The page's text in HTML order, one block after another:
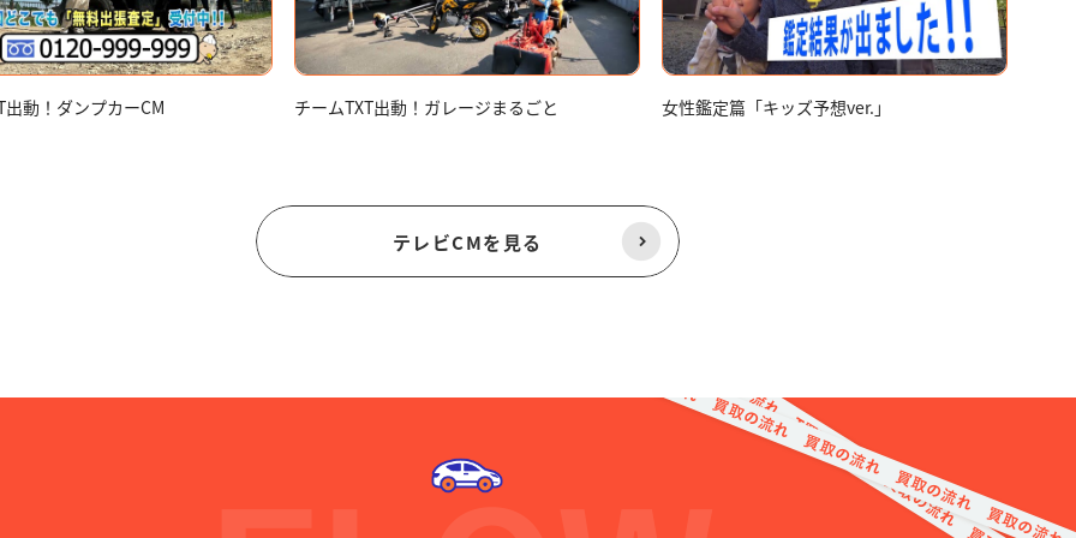
出動！ダンプカーCM チームTXT出動！ガレージまるごと 女性鑑定篇「キッズ予想ver.」
テレビCMを見る